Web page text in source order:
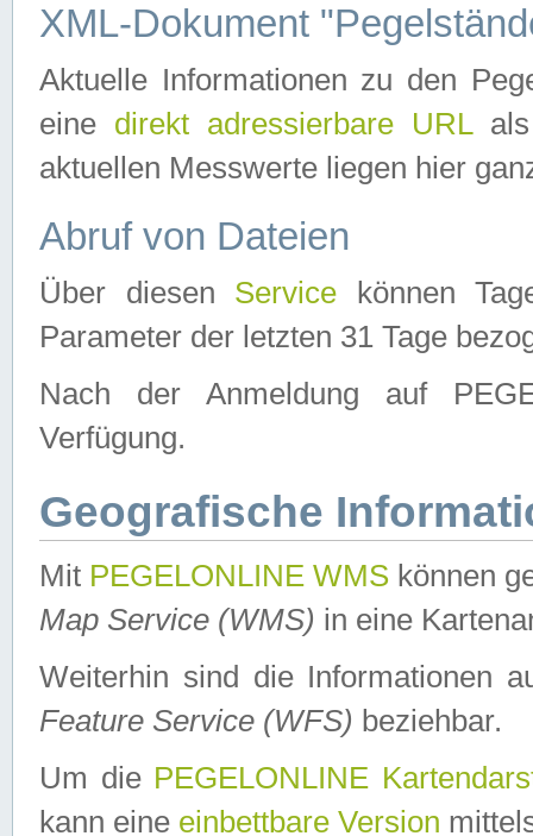
XML-Dokument
Aktuelle Informationen zu den
eine direkt adressierbare URLals
aktuellen Messwerte liegen hier
Abruf von Dateien
Über diesen Service können
Parameter der letzten 31 Tage
Nach der Anmeldung auf
Verfügung.
Geografische
Mit PEGELONLINE WMS können
Map Service (WMS) in eine
Weiterhin sind die Informationen
Feature Service (WFS) beziehbar.
Um die PEGELONLINE
kann eine einbettbare Version